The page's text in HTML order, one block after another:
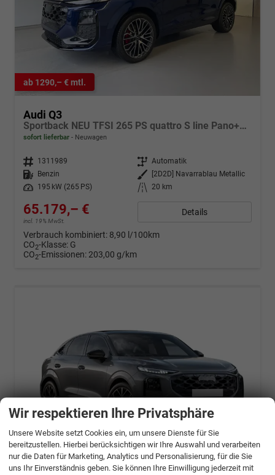
ab 1290,– € mtl.
Audi Q3
Sportback NEU TFSI 265 PS quattro S line Pano+TechPro+Matrix+AHK+HUD+Alu20+KlimaPlus+DCC+SONOS
sofort lieferbar Neuwagen
Fahrzeugnr. 1311989 Getriebe Automatik
Kraftstoff
Benzin Außenfarbe
[2D2D] Navarrablau Metallic
Leistung
195 kW (265 PS) Kilometerstand 20 km
65.179,– €
incl. 19% MwSt.
Details
Verbrauch kombiniert: 8,90 l/100km
CO2-Klasse: G
CO2-Emissionen: 203,00 g/km
ab 1290,– € mtl.
Wir respektieren Ihre Privatsphäre
Unsere Website setzt Cookies ein, um unsere Dienste für Sie
bereitzustellen. Hierbei berücksichtigen wir Ihre Auswahl und verarbeiten
nur die Daten für Marketing, Analytics und Personalisierung, für die Sie
uns Ihr Einverständnis geben. Sie können Ihre Einwilligung jederzeit mit